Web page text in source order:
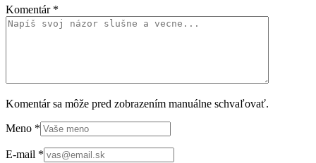
Komentár *
Komentár sa môže pred zobrazením manuálne schvaľovať.
Meno *
E-mail *